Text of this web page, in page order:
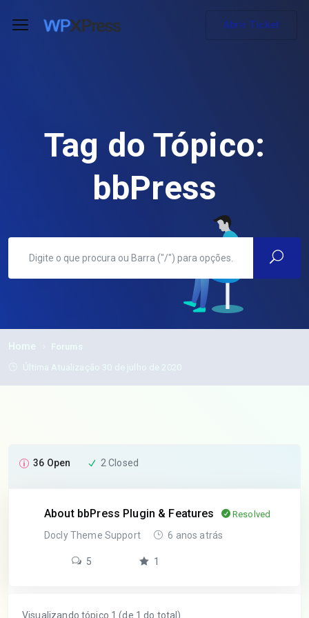
Abrir Ticket
Tag do Tópico:
bbPress
Home
Forums
Última Atualização 30 de julho de 2020
36 Open 2 Closed
About bbPress Plugin & Features Resolved
Docly Theme Support 6 anos atrás
5 1
Visualizando tópico 1 (de 1 do total)